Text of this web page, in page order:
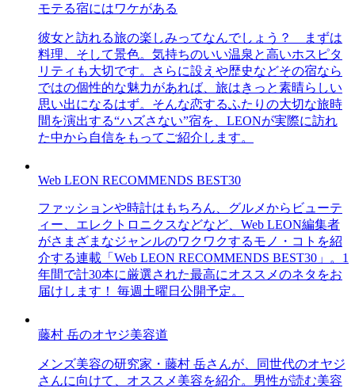
モテる宿にはワケがある
彼女と訪れる旅の楽しみってなんでしょう？ まずは
料理、そして景色。気持ちのいい温泉と高いホスピタ
リティも大切です。さらに設えや歴史などその宿なら
ではの個性的な魅力があれば、旅はきっと素晴らしい
思い出になるはず。そんな恋するふたりの大切な旅時
間を演出する“ハズさない”宿を、LEONが実際に訪れ
た中から自信をもってご紹介します。
Web LEON RECOMMENDS BEST30
ファッションや時計はもちろん、グルメからビューテ
ィー、エレクトロニクスなどなど、Web LEON編集者
がさまざまなジャンルのワクワクするモノ・コトを紹
介する連載「Web LEON RECOMMENDS BEST30」。1
年間で計30本に厳選された最高にオススメのネタをお
届けします！ 毎週土曜日公開予定。
藤村 岳のオヤジ美容道
メンズ美容の研究家・藤村 岳さんが、同世代のオヤジ
さんに向けて、オススメ美容を紹介。男性が読む美容